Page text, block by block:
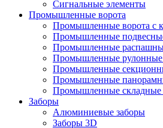
Сигнальные элементы
Промышленные ворота
Промышленные ворота с
Промышленные
Промышленные
Промышленные рулонные
Промышленные
Промышленные
Промышленные складные
Заборы
Алюминиевые заборы
Заборы 3D